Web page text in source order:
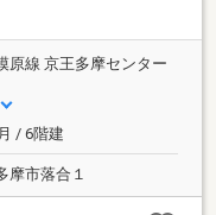
原線 京王多摩センター
/ 6階建
摩市落合１